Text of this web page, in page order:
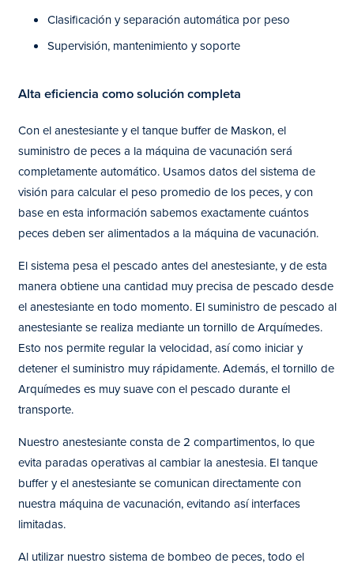
Clasificación y separación automática por peso
Supervisión, mantenimiento y soporte
Alta eficiencia como solución completa
Con el anestesiante y el tanque buffer de Maskon, el
suministro de peces a la máquina de vacunación será
completamente automático. Usamos datos del sistema de
visión para calcular el peso promedio de los peces, y con
base en esta información sabemos exactamente cuántos
peces deben ser alimentados a la máquina de vacunación.
El sistema pesa el pescado antes del anestesiante, y de esta
manera obtiene una cantidad muy precisa de pescado desde
el anestesiante en todo momento. El suministro de pescado al
anestesiante se realiza mediante un tornillo de Arquímedes.
Esto nos permite regular la velocidad, así como iniciar y
detener el suministro muy rápidamente. Además, el tornillo de
Arquímedes es muy suave con el pescado durante el
transporte.
Nuestro anestesiante consta de 2 compartimentos, lo que
evita paradas operativas al cambiar la anestesia. El tanque
buffer y el anestesiante se comunican directamente con
nuestra máquina de vacunación, evitando así interfaces
limitadas.
Al utilizar nuestro sistema de bombeo de peces, todo el